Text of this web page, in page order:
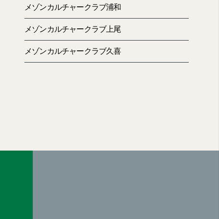
メゾンカルチャークラブ浦和
メゾンカルチャークラブ上尾
メゾンカルチャークラブ久喜